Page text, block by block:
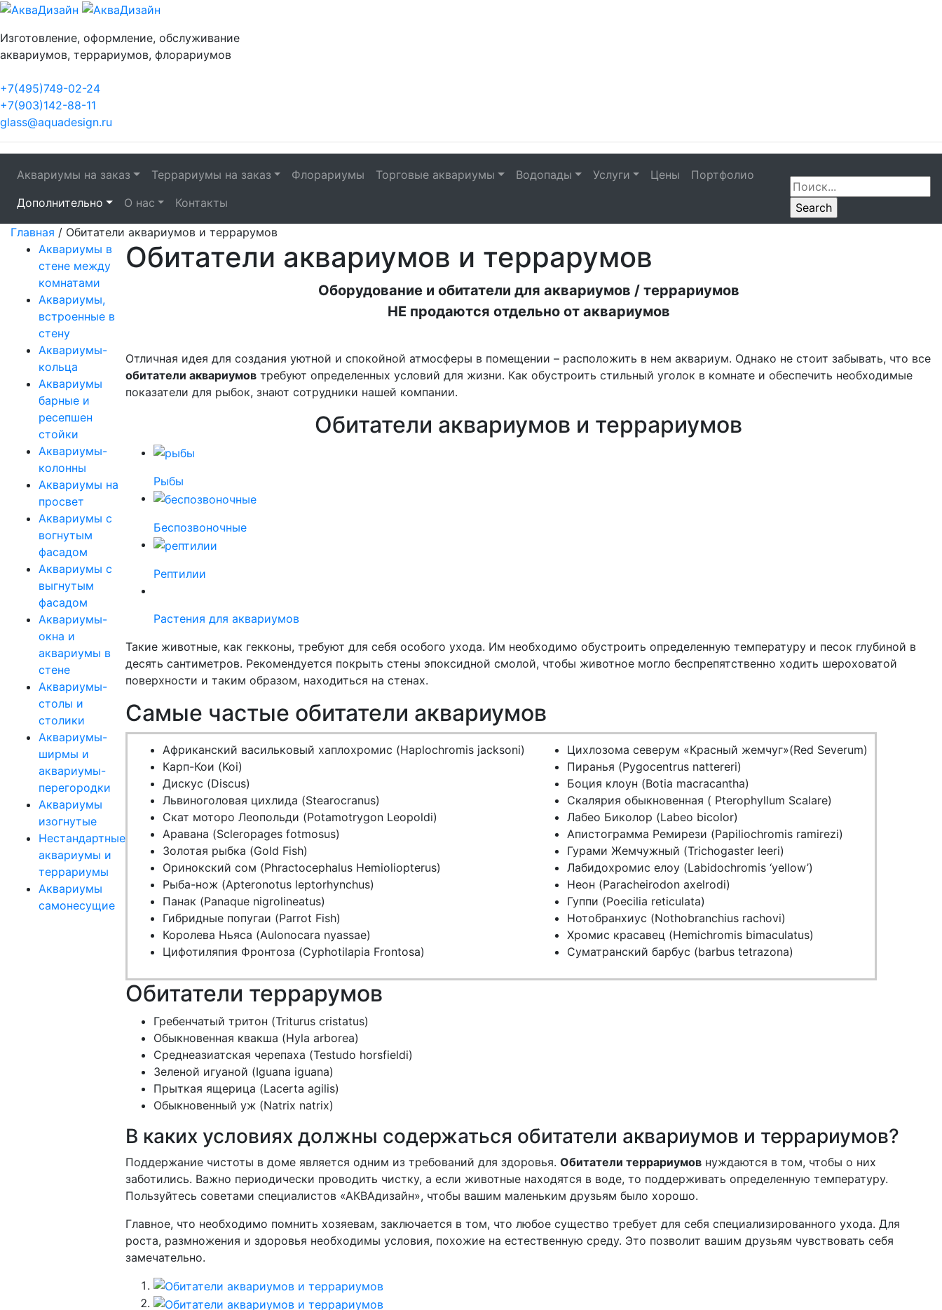
Изготовление, оформление, обслуживание
аквариумов, террариумов, флорариумов
+7(495)749-02-24
+7(903)142-88-11
glass@aquadesign.ru
Аквариумы на заказ Террариумы на заказ Флорариумы Торговые аквариумы Водопады Услуги Цены
Портфолио
Дополнительно
О нас Контакты
Главная / Обитатели аквариумов и террарумов
Аквариумы в
стене между
комнатами
Аквариумы,
встроенные в
стену
Аквариумы-
кольца
Аквариумы
барные и
ресепшен
стойки
Аквариумы-
колонны
Аквариумы на
просвет
Аквариумы с
вогнутым
фасадом
Аквариумы с
выгнутым
фасадом
Аквариумы-
окна и
аквариумы в
стене
Аквариумы-
столы и
столики
Аквариумы-
ширмы и
аквариумы-
перегородки
Аквариумы
изогнутые
Нестандартные
аквариумы и
террариумы
Аквариумы
самонесущие
Обитатели аквариумов и террарумов
Оборудование и обитатели для аквариумов / террариумов
НЕ продаются отдельно от аквариумов
Отличная идея для создания уютной и спокойной атмосферы в помещении – расположить в нем аквариум. Однако не стоит забывать, что все
обитатели аквариумов требуют определенных условий для жизни. Как обустроить стильный уголок в комнате и обеспечить необходимые
показатели для рыбок, знают сотрудники нашей компании.
Обитатели аквариумов и террариумов
Рыбы
Беспозвоночные
Рептилии
Растения для аквариумов
Такие животные, как гекконы, требуют для себя особого ухода. Им необходимо обустроить определенную температуру и песок глубиной в
десять сантиметров. Рекомендуется покрыть стены эпоксидной смолой, чтобы животное могло беспрепятственно ходить шероховатой
поверхности и таким образом, находиться на стенах.
Самые частые обитатели аквариумов
Африканский васильковый хаплохромис (Haplochromis jacksoni)
Карп-Кои (Koi)
Дискус (Discus)
Львиноголовая цихлида (Stearocranus)
Скат моторо Леопольди (Potamotrygon Leopoldi)
Аравана (Scleropages fotmosus)
Золотая рыбка (Gold Fish)
Оринокский сом (Phractocephalus Hemioliopterus)
Рыба-нож (Apteronotus leptorhynchus)
Панак (Panaque nigrolineatus)
Гибридные попугаи (Parrot Fish)
Королева Ньяса (Aulonocara nyassae)
Цифотиляпия Фронтоза (Cyphotilapia Frontosa)
Цихлозома северум «Красный жемчуг»(Red Severum)
Пиранья (Pygocentrus nattereri)
Боция клоун (Botia macracantha)
Скалярия обыкновенная ( Pterophyllum Scalare)
Лабео Биколор (Labeo bicolor)
Апистограмма Ремирези (Papiliochromis ramirezi)
Гурами Жемчужный (Trichogaster leeri)
Лабидохромис елоу (Labidochromis ‘yellow’)
Неон (Paracheirodon axelrodi)
Гуппи (Poecilia reticulata)
Нотобранхиус (Nothobranchius rachovi)
Хромис красавец (Hemichromis bimaculatus)
Суматранский барбус (barbus tetrazona)
Обитатели террарумов
Гребенчатый тритон (Triturus cristatus)
Обыкновенная квакша (Hyla arborea)
Среднеазиатская черепаха (Testudo horsfieldi)
Зеленой игуаной (Iguana iguana)
Прыткая ящерица (Lacerta agilis)
Обыкновенный уж (Natrix natrix)
В каких условиях должны содержаться обитатели аквариумов и террариумов?
Поддержание чистоты в доме является одним из требований для здоровья. Обитатели террариумов нуждаются в том, чтобы о них
заботились. Важно периодически проводить чистку, а если животные находятся в воде, то поддерживать определенную температуру.
Пользуйтесь советами специалистов «АКВАдизайн», чтобы вашим маленьким друзьям было хорошо.
Главное, что необходимо помнить хозяевам, заключается в том, что любое существо требует для себя специализированного ухода. Для
роста, размножения и здоровья необходимы условия, похожие на естественную среду. Это позволит вашим друзьям чувствовать себя
замечательно.